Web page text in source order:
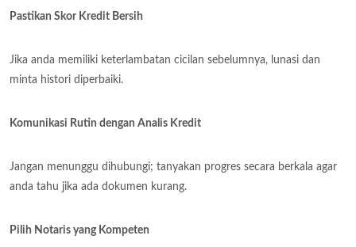
Pastikan Skor Kredit Bersih
Jika anda memiliki keterlambatan cicilan sebelumnya, lunasi dan
minta histori diperbaiki.
Komunikasi Rutin dengan Analis Kredit
Jangan menunggu dihubungi; tanyakan progres secara berkala agar
anda tahu jika ada dokumen kurang.
Pilih Notaris yang Kompeten